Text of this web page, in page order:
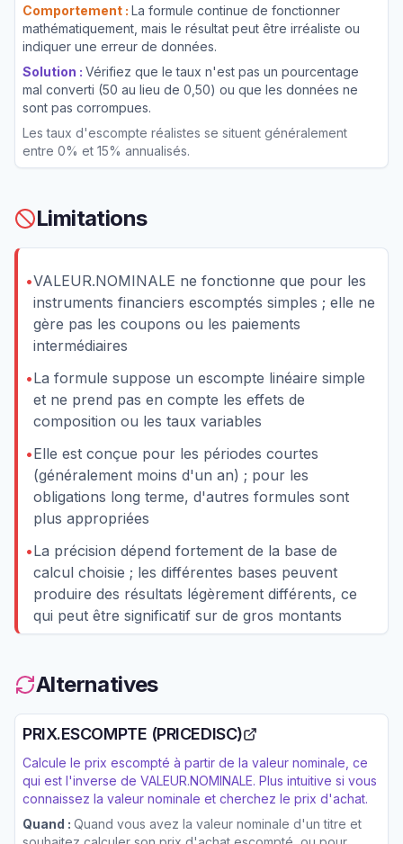
Comportement : La formule continue de fonctionner
mathématiquement, mais le résultat peut être irréaliste ou
indiquer une erreur de données.
Solution : Vérifiez que le taux n'est pas un pourcentage
mal converti (50 au lieu de 0,50) ou que les données ne
sont pas corrompues.
Les taux d'escompte réalistes se situent généralement
entre 0% et 15% annualisés.
Limitations
•VALEUR.NOMINALE ne fonctionne que pour les
instruments financiers escomptés simples ; elle ne
gère pas les coupons ou les paiements
intermédiaires
•La formule suppose un escompte linéaire simple
et ne prend pas en compte les effets de
composition ou les taux variables
•Elle est conçue pour les périodes courtes
(généralement moins d'un an) ; pour les
obligations long terme, d'autres formules sont
plus appropriées
•La précision dépend fortement de la base de
calcul choisie ; les différentes bases peuvent
produire des résultats légèrement différents, ce
qui peut être significatif sur de gros montants
Alternatives
PRIX.ESCOMPTE (PRICEDISC)
Calcule le prix escompté à partir de la valeur nominale, ce
qui est l'inverse de VALEUR.NOMINALE. Plus intuitive si vous
connaissez la valeur nominale et cherchez le prix d'achat.
Quand : Quand vous avez la valeur nominale d'un titre et